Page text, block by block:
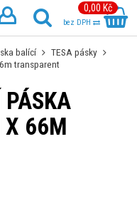
0,00 Kč
bez DPH
balící
TESA pásky
transparent
X 66M